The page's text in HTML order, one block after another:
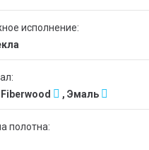
исполнение:
Fiberwood , Эмаль
полотна: